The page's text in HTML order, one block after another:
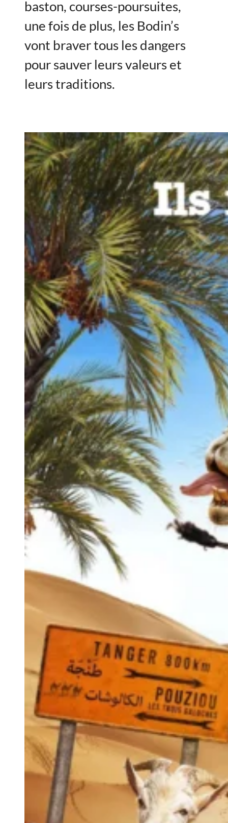
baston, courses-poursuites,
une fois de plus, les Bodin’s
vont braver tous les dangers
pour sauver leurs valeurs et
leurs traditions.